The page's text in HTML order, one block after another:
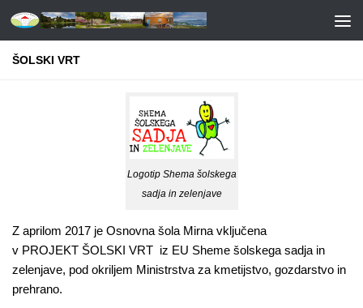
ŠOLSKI VRT
Logotip Shema šolskega
sadja in zelenjave
Z aprilom 2017 je Osnovna šola Mirna vključena
v PROJEKT ŠOLSKI VRT iz EU Sheme šolskega sadja in
zelenjave, pod okriljem Ministrstva za kmetijstvo, gozdarstvo in
prehrano.